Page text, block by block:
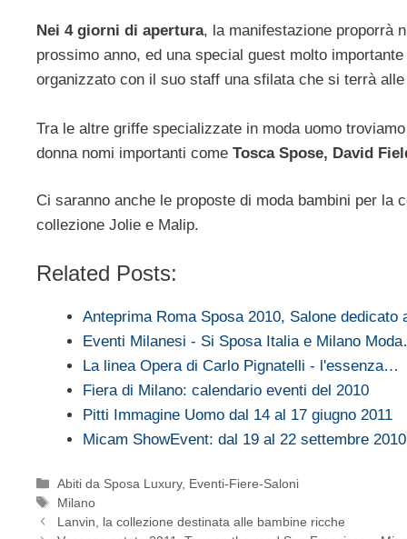
Nei 4 giorni di apertura, la manifestazione proporrà
prossimo anno, ed una special guest molto
organizzato con il suo staff una sfilata che si terrà
Tra le altre griffe specializzate in moda uomo troviamo
donna nomi importanti come Tosca Spose, David
Ci saranno anche le proposte di moda bambini per
collezione Jolie e Malip.
Related Posts:
Anteprima Roma Sposa 2010, Salone dedicato
Eventi Milanesi - Si Sposa Italia e Milano
La linea Opera di Carlo Pignatelli - l'essenza…
Fiera di Milano: calendario eventi del 2010
Pitti Immagine Uomo dal 14 al 17 giugno 2011
Micam ShowEvent: dal 19 al 22 settembre 2010
Categorie
Abiti da Sposa Luxury, Eventi-Fiere-Saloni
Tag
Milano
Lanvin, la collezione destinata alle bambine ricche